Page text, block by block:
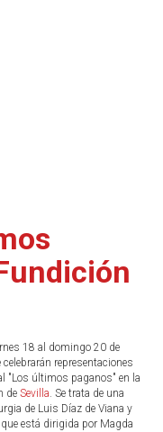
18 al domingo 20 de
representaciones
"Los últimos paganos" en la
de Sevilla. Se trata de una
de Luis Díaz de Viana y
está dirigida por Magda